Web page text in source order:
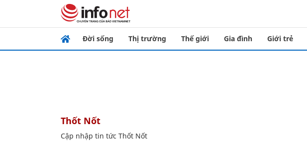
Đời sống Thị trường Thế giới Gia đình Giới trẻ
Thốt Nốt
Cập nhập tin tức Thốt Nốt